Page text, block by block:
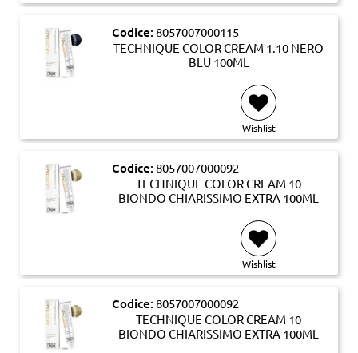
Codice: 8057007000115
TECHNIQUE COLOR CREAM 1.10 NERO
BLU 100ML
Wishlist
Codice: 8057007000092
TECHNIQUE COLOR CREAM 10
BIONDO CHIARISSIMO EXTRA 100ML
Wishlist
Codice: 8057007000092
TECHNIQUE COLOR CREAM 10
BIONDO CHIARISSIMO EXTRA 100ML